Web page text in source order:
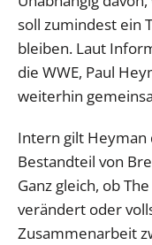
soll zumindest ein
bleiben. Laut
die WWE, Paul
weiterhin
Intern gilt Heyman
Bestandteil von
Ganz gleich, ob
verändert oder
Zusammenarbeit